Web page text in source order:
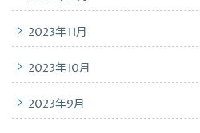
2023年11月
2023年10月
2023年9月